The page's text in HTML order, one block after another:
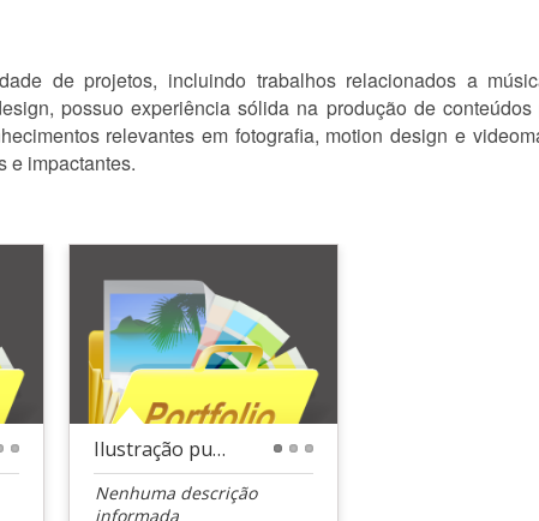
de projetos, incluindo trabalhos relacionados a
possuo experiência sólida na produção de conteúdos
relevantes em fotografia, motion design e
e impactantes.
Ilustração publicitária para industria de café
Nenhuma descrição
informada